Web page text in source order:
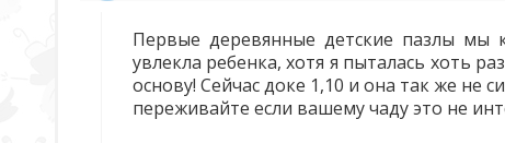
Первые деревянные детские пазлы мы
увлекла ребенка, хотя я пыталась хоть
основу! Сейчас доке 1,10 и она так же не
переживайте если вашему чаду это не